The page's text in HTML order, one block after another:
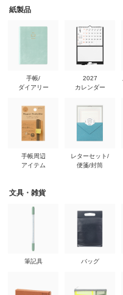
紙製品
手帳/
ダイアリー
手帳周辺
アイテム
2027
カレンダー
レターセット/
便箋/封筒
文具・雑貨
筆記具 バッグ